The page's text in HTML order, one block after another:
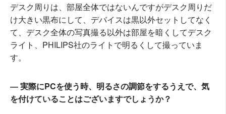
デスク周りは、部屋全体ではないんですがデスク周りだ
け大きい黒布にして、デバイスは黒以外セットしてなく
て、デスク全体の写真撮る以外は部屋を暗くしてデスク
ライト、PHILIPS社のライトで明るくして撮っていま
す。
― 実際にPCを使う時、明るさの調節をするうえで、気
を付けていることはございますでしょうか？